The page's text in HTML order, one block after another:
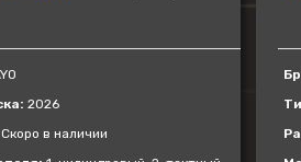
2026
Скоро в наличии